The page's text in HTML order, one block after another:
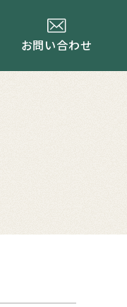
お問い合わせ